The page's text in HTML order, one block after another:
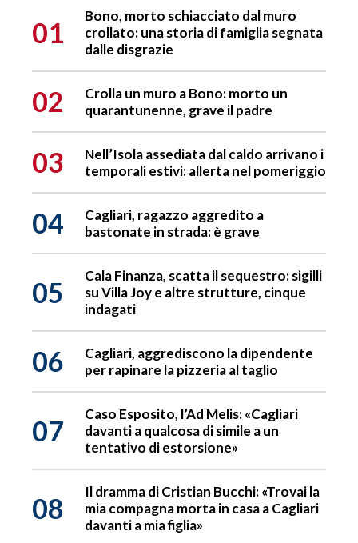
01
Bono, morto schiacciato dal muro
crollato: una storia di famiglia segnata
dalle disgrazie
02
Crolla un muro a Bono: morto un
quarantunenne, grave il padre
03
Nell’Isola assediata dal caldo arrivano i
temporali estivi: allerta nel pomeriggio
04
Cagliari, ragazzo aggredito a
bastonate in strada: è grave
05
Cala Finanza, scatta il sequestro: sigilli
su Villa Joy e altre strutture, cinque
indagati
06
Cagliari, aggrediscono la dipendente
per rapinare la pizzeria al taglio
07
Caso Esposito, l’Ad Melis: «Cagliari
davanti a qualcosa di simile a un
tentativo di estorsione»
08
Il dramma di Cristian Bucchi: «Trovai la
mia compagna morta in casa a Cagliari
davanti a mia figlia»